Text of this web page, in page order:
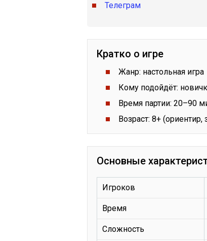
Телеграм
Кратко о игре
Жанр: настольная игра
Кому подойдёт:
Время партии: 20–90
Возраст: 8+
Основные
Игроков
Время
Сложность